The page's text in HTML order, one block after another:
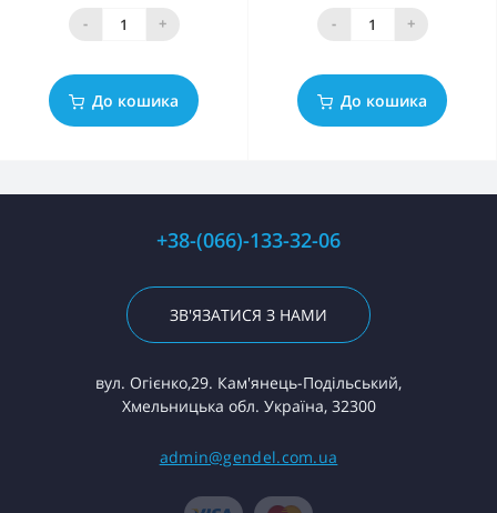
- +
До кошика
- +
До кошика
+38-(066)-133-32-06
ЗВ'ЯЗАТИСЯ З НАМИ
вул. Огієнко,29. Кам'янець-Подільський,
Хмельницька обл. Україна, 32300
admin@gendel.com.ua